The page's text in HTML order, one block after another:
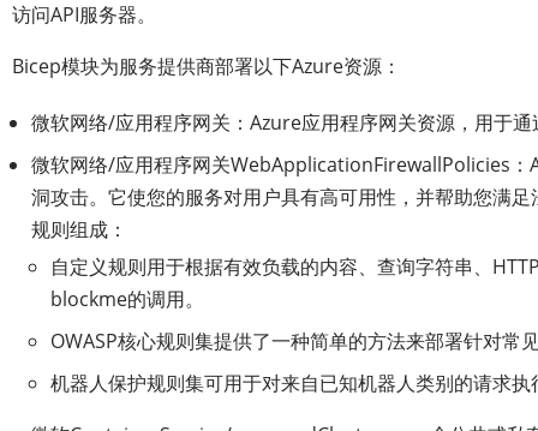
访问API服务器。
Bicep模块为服务提供商部署以下Azure资源：
微软网络/应用程序网关：Azure应用程序网关资源，用于
微软网络/应用程序网关WebApplicationFirewallPolicies：
洞攻击。它使您的服务对用户具有高可用性，并帮助您满
规则组成：
自定义规则用于根据有效负载的内容、查询字符串、
blockme的调用。
OWASP核心规则集提供了一种简单的方法来部署针对常
机器人保护规则集可用于对来自已知机器人类别的请求